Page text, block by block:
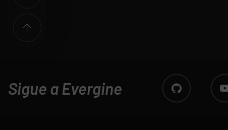
Sigue a Evergine